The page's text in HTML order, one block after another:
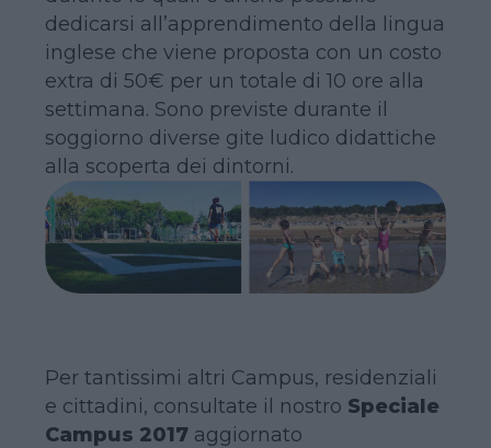
dedicarsi all’apprendimento della lingua
inglese che viene proposta con un costo
extra di 50€ per un totale di 10 ore alla
settimana. Sono previste durante il
soggiorno diverse gite ludico didattiche
alla scoperta dei dintorni.
Per tantissimi altri Campus, residenziali
e cittadini, consultate il nostro Speciale
Campus 2017aggiornato